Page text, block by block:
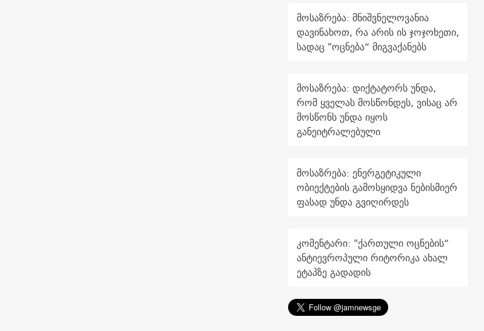
მოსაზრება: მნიშვნელოვანია
დავინახოთ, რა არის ის ჯოჯოხეთი,
სადაც "ოცნება“ მიგვაქანებს
მოსაზრება: დიქტატორს უნდა,
რომ ყველას მოსწონდეს, ვისაც არ
მოსწონს უნდა იყოს
განეიტრალებული
მოსაზრება: ენერგეტიკული
ობიექტების გამოსყიდვა ნებისმიერ
ფასად უნდა გვიღირდეს
კომენტარი: "ქართული ოცნების“
ანტიევროპული რიტორიკა ახალ
ეტაპზე გადადის